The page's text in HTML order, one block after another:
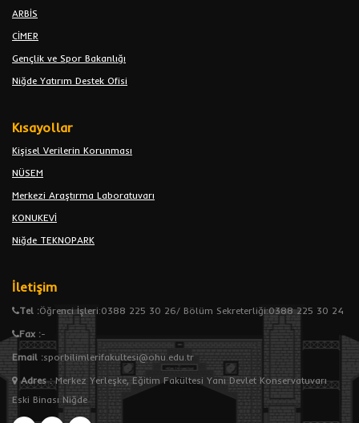
ARBİS
CİMER
Gençlik ve Spor Bakanlığı
Niğde Yatırım Destek Ofisi
Kısayollar
Kişisel Verilerin Korunması
NÜSEM
Merkezi Araştırma Laboratuvarı
KONUKEVİ
Niğde TEKNOPARK
İletişim
Tel :Öğrenci İşleri:0388 225 30 26/ Bölüm Sekreterliği:0388 225 30 24
Fax :-
Email :sporbilimlerifakultesi@ohu.edu.tr
Adres:Merkez Yerleşke, Eğitim Fakültesi Yanı Devlet Konservatuvarı
Eski Binası Niğde